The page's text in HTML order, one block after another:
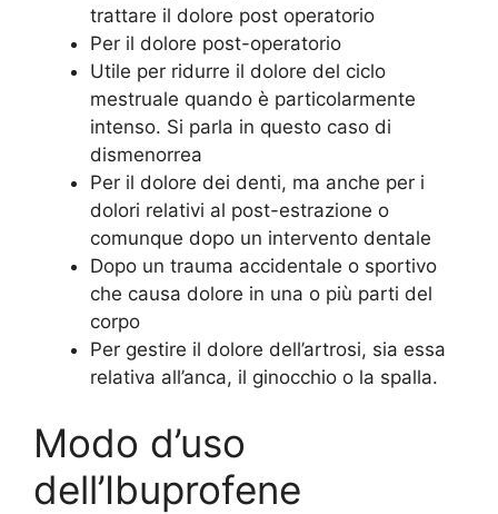
trattare il dolore post operatorio
Per il dolore post-operatorio
Utile per ridurre il dolore del ciclo
mestruale quando è particolarmente
intenso. Si parla in questo caso di
dismenorrea
Per il dolore dei denti, ma anche per i
dolori relativi al post-estrazione o
comunque dopo un intervento dentale
Dopo un trauma accidentale o sportivo
che causa dolore in una o più parti del
corpo
Per gestire il dolore dell’artrosi, sia essa
relativa all’anca, il ginocchio o la spalla.
Modo d’uso
dell’Ibuprofene